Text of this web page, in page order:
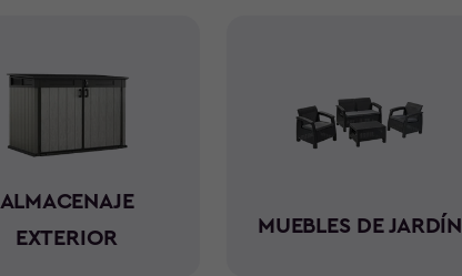
ALMACENAJE
EXTERIOR
MUEBLES DE JARDÍN